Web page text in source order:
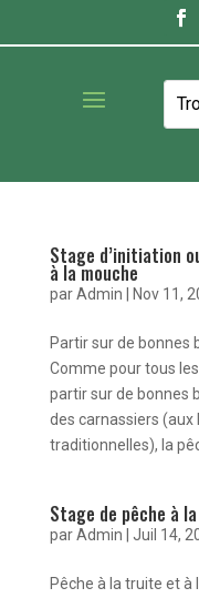
Stage d’initiation
à la mouche
parAdmin Nov 11,
Partir sur de bonnes
Comme pour tous
partir sur de bonnes
des carnassiers (aux
traditionnelles), la
Stage de pêche à
parAdmin Juil 14,
Pêche à la truite et à